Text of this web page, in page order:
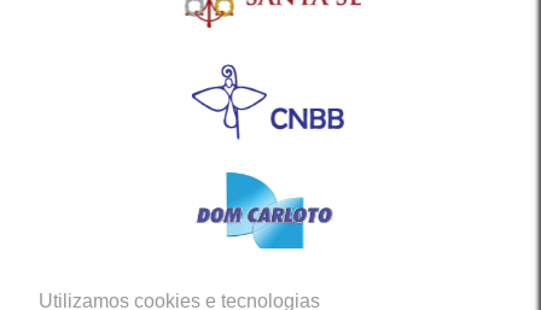
Utilizamos cookies e tecnologias